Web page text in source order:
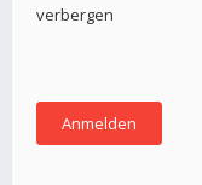
verbergen